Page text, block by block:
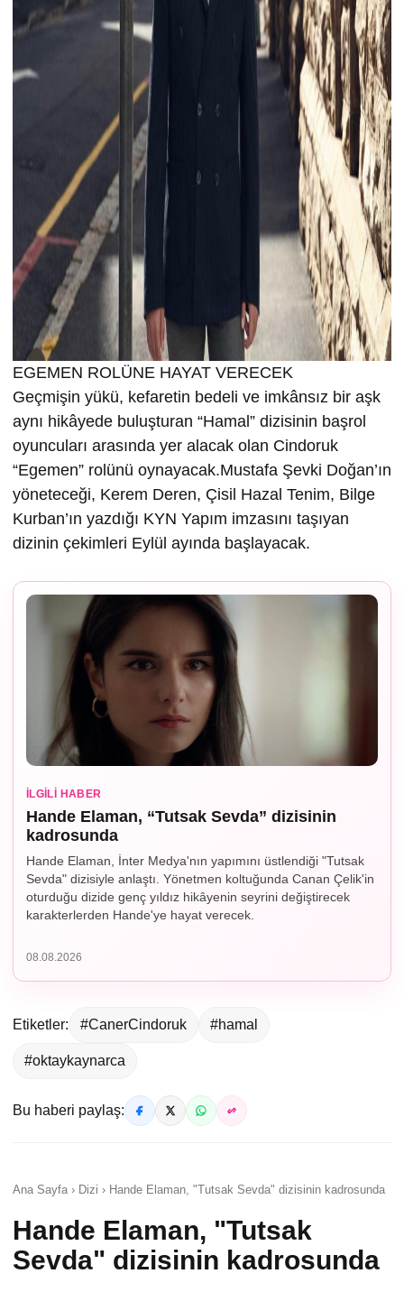
EGEMEN ROLÜNE HAYAT VERECEK
Geçmişin yükü, kefaretin bedeli ve imkânsız bir aşk
aynı hikâyede buluşturan “Hamal” dizisinin başrol
oyuncuları arasında yer alacak olan Cindoruk
“Egemen” rolünü oynayacak.Mustafa Şevki Doğan’ın
yöneteceği, Kerem Deren, Çisil Hazal Tenim, Bilge
Kurban’ın yazdığı KYN Yapım imzasını taşıyan
dizinin çekimleri Eylül ayında başlayacak.
İLGILI HABER
Hande Elaman, “Tutsak Sevda” dizisinin
kadrosunda
Hande Elaman, İnter Medya'nın yapımını üstlendiği "Tutsak
Sevda" dizisiyle anlaştı. Yönetmen koltuğunda Canan Çelik'in
oturduğu dizide genç yıldız hikâyenin seyrini değiştirecek
karakterlerden Hande'ye hayat verecek.
08.08.2026
Etiketler: #CanerCindoruk #hamal
#oktaykaynarca
Bu haberi paylaş:
Ana Sayfa › Dizi › Hande Elaman, "Tutsak Sevda" dizisinin kadrosunda
Hande Elaman, "Tutsak
Sevda" dizisinin kadrosunda